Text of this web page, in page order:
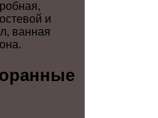
и
ванная